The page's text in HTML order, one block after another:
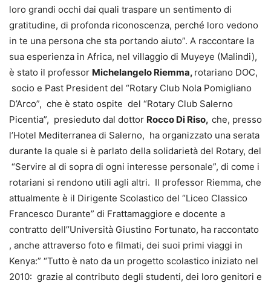
loro grandi occhi dai quali traspare un sentimento di
gratitudine, di profonda riconoscenza, perché loro vedono
in te una persona che sta portando aiuto”. A raccontare la
sua esperienza in Africa, nel villaggio di Muyeye (Malindi),
è stato il professor Michelangelo Riemma, rotariano DOC,
socio e Past President del “Rotary Club Nola Pomigliano
D’Arco”, che è stato ospite del “Rotary Club Salerno
Picentia”, presieduto dal dottor Rocco Di Riso, che, presso
l’Hotel Mediterranea di Salerno, ha organizzato una serata
durante la quale si è parlato della solidarietà del Rotary, del
“Servire al di sopra di ogni interesse personale”, di come i
rotariani si rendono utili agli altri. Il professor Riemma, che
attualmente è il Dirigente Scolastico del “Liceo Classico
Francesco Durante” di Frattamaggiore e docente a
contratto dell’’Università Giustino Fortunato, ha raccontato
, anche attraverso foto e filmati, dei suoi primi viaggi in
Kenya:” “Tutto è nato da un progetto scolastico iniziato nel
2010: grazie al contributo degli studenti, dei loro genitori e